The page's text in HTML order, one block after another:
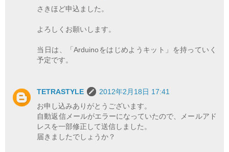
さきほど申込ました。
よろしくお願いします。
当日は、「Arduinoをはじめようキット」を持っていく
予定です。
TETRASTYLE
2012年2月18日 17:41
お申し込みありがとうございます。
自動返信メールがエラーになっていたので、メールアド
レスを一部修正して送信しました。
届きましたでしょうか？